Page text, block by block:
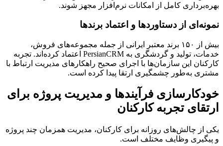
بهره‌برداری کامل از امکانات نرم‌افزار مجهز شوند.
نمونه‌ای از دستاوردها و اعتماد برندها
بیش از ۱۵۰ برند معتبر ایرانی از جمله مجموعه‌های فروش،
خدمات، تولید و گردشگری به PersianCRM اعتماد کرده‌اند. تجربه
کارکنان این سازمان‌ها با اجرای صحیح راهکارهای مدیریت ارتباط با
مشتری به‌طور چشمگیری ارتقا پیدا کرده است.
خودکارسازی فرآیندها و مدیریت پروژه برای
ارتقای تجربه کارکنان
یکی از چالش‌های روزانه برای کارکنان، مدیریت همزمان چند پروژه
و پیگیری وظایف مختلف است.